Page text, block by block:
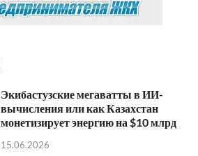
Экибастузские мегаватты в ИИ-
вычисления или как Казахстан
монетизирует энергию на $10 млрд
15.06.2026